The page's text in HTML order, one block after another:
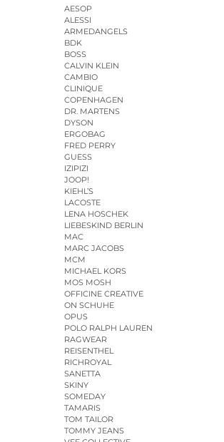
AESOP
ALESSI
ARMEDANGELS
BDK
BOSS
CALVIN KLEIN
CAMBIO
CLINIQUE
COPENHAGEN
DR. MARTENS
DYSON
ERGOBAG
FRED PERRY
GUESS
IZIPIZI
JOOP!
KIEHL’S
LACOSTE
LENA HOSCHEK
LIEBESKIND BERLIN
MAC
MARC JACOBS
MCM
MICHAEL KORS
MOS MOSH
OFFICINE CREATIVE
ON SCHUHE
OPUS
POLO RALPH LAUREN
RAGWEAR
REISENTHEL
RICHROYAL
SANETTA
SKINY
SOMEDAY
TAMARIS
TOM TAILOR
TOMMY JEANS